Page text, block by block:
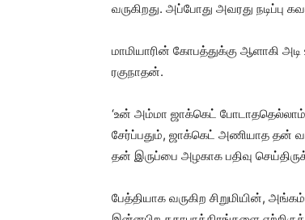
வருகிறது. அப்போது அவரது நடிப்பு
மாமியாரின் கோபத்துக்கு ஆளாகி
ரகுநாதன்.
‘உன் அம்மா ஜாக்கெட்
சேர்ப்பதும், ஜாக்கெட் அணியாத தன்
தன் இருப்பை அழகாக பதிவு
பேத்தியாக வருகிற சிறுமியின்,